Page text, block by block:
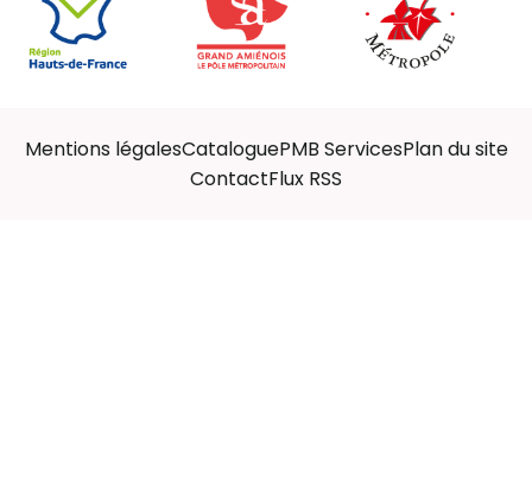
Mentions légalesCataloguePMB ServicesPlan du site
ContactFlux RSS